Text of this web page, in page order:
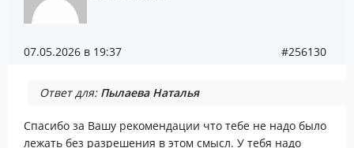
07.05.2026 в 19:37 #256130
Ответ для: Пылаева Наталья
Спасибо за Вашу рекомендации что тебе не надо было
лежать без разрешения в этом смысл. У тебя надо